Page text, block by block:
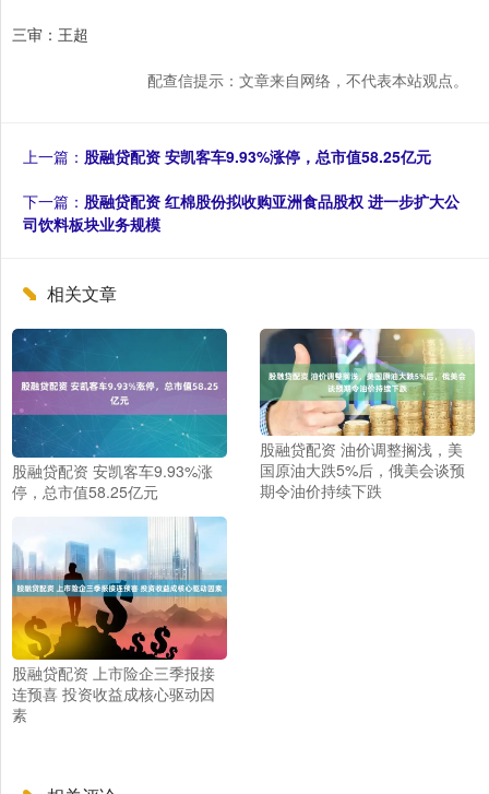
三审：王超
配查信提示：文章来自网络，不代表本站观点。
上一篇： 股融贷配资 安凯客车9.93%涨停，总市值58.25亿元
下一篇： 股融贷配资 红棉股份拟收购亚洲食品股权 进一步扩大公
司饮料板块业务规模
相关文章
股融贷配资 安凯客车9.93%涨
停，总市值58.25亿元
股融贷配资 油价调整搁浅，美
国原油大跌5%后，俄美会谈预
期令油价持续下跌
股融贷配资 上市险企三季报接
连预喜 投资收益成核心驱动因
素